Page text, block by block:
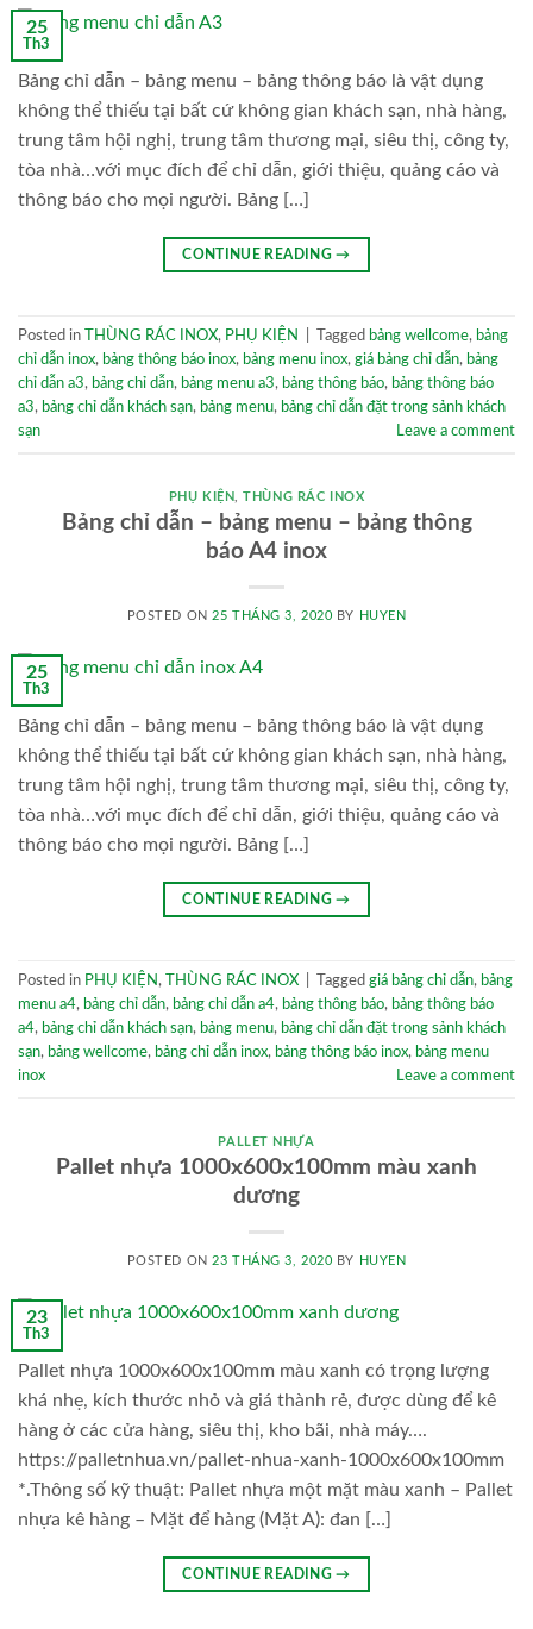
25
Th3
Bảng chỉ dẫn – bảng menu – bảng thông báo là vật dụng
không thể thiếu tại bất cứ không gian khách sạn, nhà hàng,
trung tâm hội nghị, trung tâm thương mại, siêu thị, công ty,
tòa nhà…với mục đích để chỉ dẫn, giới thiệu, quảng cáo và
thông báo cho mọi người. Bảng […]
CONTINUE READING→
Posted in THÙNG RÁC INOX, PHỤ KIỆN Tagged bảng wellcome, bảng
chỉ dẫn inox, bảng thông báo inox, bảng menu inox, giá bảng chỉ dẫn, bảng
chỉ dẫn a3, bảng chỉ dẫn, bảng menu a3, bảng thông báo, bảng thông báo
a3, bảng chỉ dẫn khách sạn, bảng menu, bảng chỉ dẫn đặt trong sảnh khách
sạn
Leave a comment
PHỤ KIỆN ,THÙNG RÁC INOX
Bảng chỉ dẫn – bảng menu – bảng thông
báo A4 inox
POSTED ON25 THÁNG 3, 2020 BY HUYEN
25
Th3
Bảng chỉ dẫn – bảng menu – bảng thông báo là vật dụng
không thể thiếu tại bất cứ không gian khách sạn, nhà hàng,
trung tâm hội nghị, trung tâm thương mại, siêu thị, công ty,
tòa nhà…với mục đích để chỉ dẫn, giới thiệu, quảng cáo và
thông báo cho mọi người. Bảng […]
CONTINUE READING→
Posted in PHỤ KIỆN , THÙNG RÁC INOX Tagged giá bảng chỉ dẫn, bảng
menu a4, bảng chỉ dẫn, bảng chỉ dẫn a4, bảng thông báo, bảng thông báo
a4, bảng chỉ dẫn khách sạn, bảng menu, bảng chỉ dẫn đặt trong sảnh khách
sạn, bảng wellcome, bảng chỉ dẫn inox, bảng thông báo inox, bảng menu
inox
Leave a comment
PALLET NHỰA
Pallet nhựa 1000x600x100mm màu xanh
dương
POSTED ON23 THÁNG 3, 2020 BY HUYEN
23
Th3
Pallet nhựa 1000x600x100mm màu xanh có trọng lượng
khá nhẹ, kích thước nhỏ và giá thành rẻ, được dùng để kê
hàng ở các cửa hàng, siêu thị, kho bãi, nhà máy….
https://palletnhua.vn/pallet-nhua-xanh-1000x600x100mm
*.Thông số kỹ thuật: Pallet nhựa một mặt màu xanh – Pallet
nhựa kê hàng – Mặt để hàng (Mặt A): đan […]
CONTINUE READING→